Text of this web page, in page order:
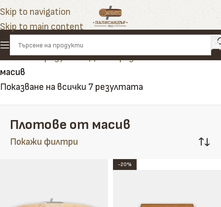
Skip to navigation
Skip to main content
Начало»Продукти»Дом и градина»Плотове от
масив
Показване на всички 7 резултата
Плотове от масив
Покажи филтри
-20%